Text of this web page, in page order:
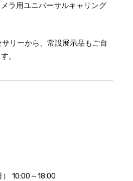
ラ用ユニバーサルキャリング
リーから、常設展示品もご自
。
10:00～18:00